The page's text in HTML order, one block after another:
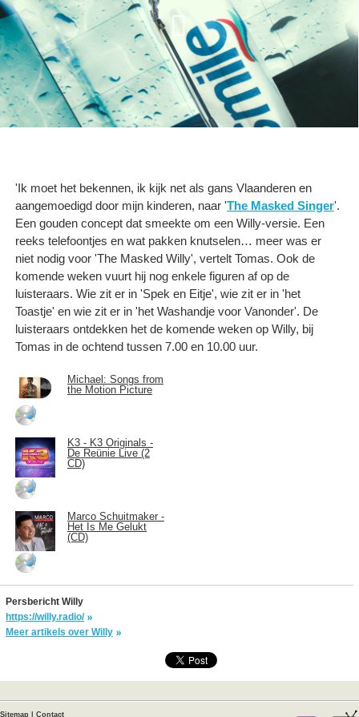
'Ik moet het bekennen, ik kijk net als gans Vlaanderen en
aangemoedigd door mijn kinderen, naar 'The Masked Singer'.
Een gouden concept dat smeekte om een Willy-versie. Een
reeks telefoontjes en wat pakken knutselen… meer was er
niet nodig voor 'The Masked Willy', vertelt Tomas. Ook de
komende weken vuurt hij nog enkele figuren af op de
luisteraars. Wie zit er in 'Spek en Eitje', wie zit er in 'het
Toastje' en wie zit er in 'het Washandje voor Vanonder'. De
luisteraars ontdekken het de komende weken op Willy, bij
Tomas in de ochtend tussen 7.00 en 10.00 uur.
Michael: Songs from
the Motion Picture
K3 - K3 Originals -
De Reünie Live (2
CD)
Marco Schuitmaker -
Het Is Me Gelukt
(CD)
Persbericht Willy
https://willy.radio/
Meer artikels over Willy
Sitemap Contact